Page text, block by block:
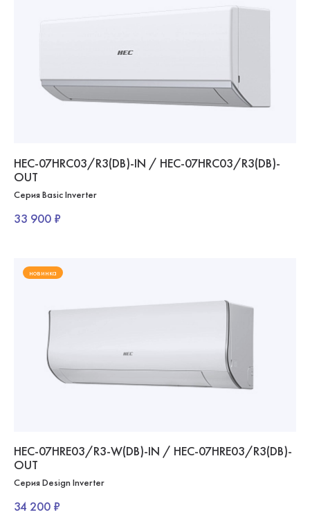
HEC-07HRC03/R3(DB)-IN / HEC-07HRC03/R3(DB)-
OUT
Серия Basic Inverter
33 900 ₽
новинка
HEC-07HRE03/R3-W(DB)-IN / HEC-07HRE03/R3(DB)-
OUT
Серия Design Inverter
34 200 ₽